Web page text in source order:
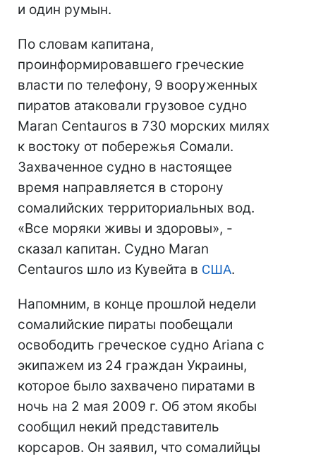
и один румын.
По словам капитана,
проинформировавшего греческие
власти по телефону, 9 вооруженных
пиратов атаковали грузовое судно
Maran Centauros в 730 морских милях
к востоку от побережья Сомали.
Захваченное судно в настоящее
время направляется в сторону
сомалийских территориальных вод.
«Все моряки живы и здоровы», -
сказал капитан. Судно Maran
Centauros шло из Кувейта в США.
Напомним, в конце прошлой недели
сомалийские пираты пообещали
освободить греческое судно Ariana с
экипажем из 24 граждан Украины,
которое было захвачено пиратами в
ночь на 2 мая 2009 г. Об этом якобы
сообщил некий представитель
корсаров. Он заявил, что сомалийцы